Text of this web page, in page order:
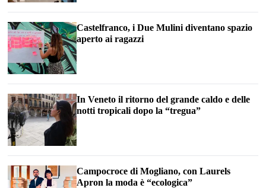
Castelfranco, i Due Mulini diventano spazio
aperto ai ragazzi
In Veneto il ritorno del grande caldo e delle
notti tropicali dopo la “tregua”
Campocroce di Mogliano, con Laurels
Apron la moda è “ecologica”